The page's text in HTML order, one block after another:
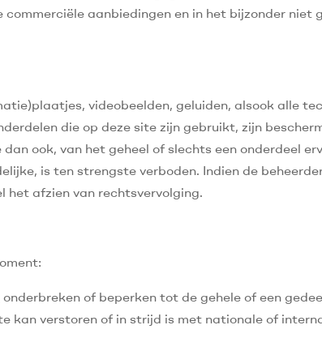
aanbiedingen en in het bijzonder niet
videobeelden, geluiden, alsook alle
die op deze site zijn gebruikt, zijn
ook, van het geheel of slechts een onderdeel
is ten strengste verboden. Indien de
afzien van rechtsvervolging.
of beperken tot de gehele of een
kan verstoren of in strijd is met nationale of